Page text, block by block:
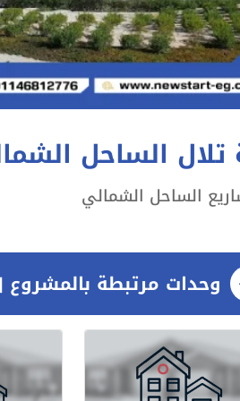
تلال الساحل
الساحل الشمالي
وحدات مرتبطة بالمشروع [3